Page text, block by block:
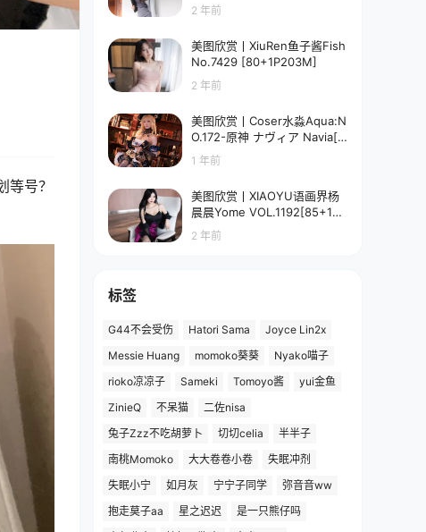
号？
2 年前
美图欣赏丨XiuRen鱼子酱Fish
No.7429 [80+1P203M]
2 年前
美图欣赏丨Coser水淼Aqua:N
O.172-原神 ナヴィア Navia[5
8P-90.7M]
1 年前
美图欣赏丨XIAOYU语画界杨
晨晨Yome VOL.1192[85+1P
／673MB]
2 年前
标签
G44不会受伤 Hatori Sama
Joyce Lin2x
Messie Huang
momoko葵葵
Nyako喵子
rioko凉凉子
Sameki Tomoyo酱
yui金鱼
ZinieQ
不呆猫
二佐nisa
兔子Zzz不吃胡萝卜
切切celia
半半子
南桃Momoko
大大卷卷小卷
失眠冲剂
失眠小宁
如月灰 宁宁子同学
弥音音ww
抱走莫子aa
星之迟迟
是一只熊仔吗